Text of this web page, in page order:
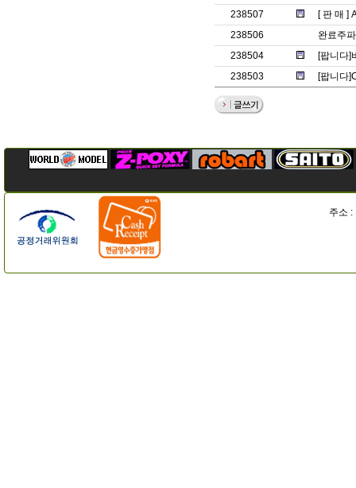
238507
[ 판 매 ]
238506
완료주
238504
[팝니다]
238503
[팝니다
주소